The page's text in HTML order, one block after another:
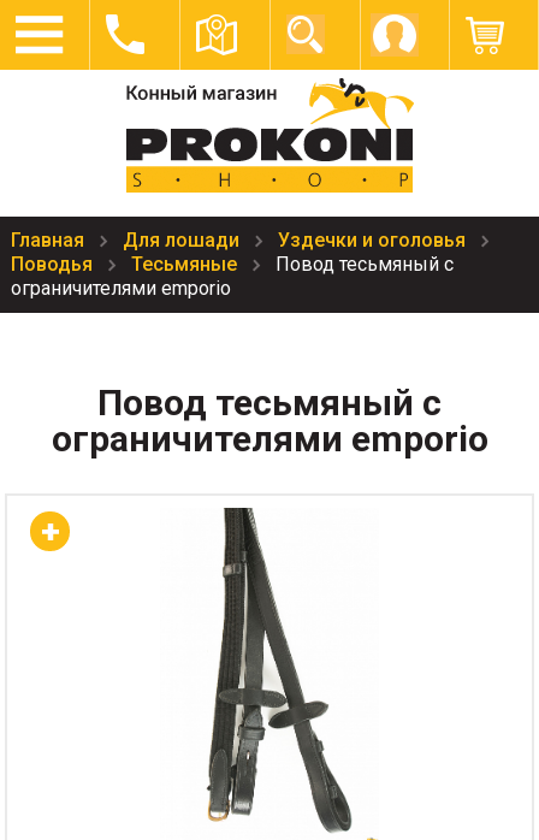
Главная Для лошади
Уздечки и оголовья
Поводья
Тесьмяные
Повод тесьмяный с
ограничителями emporio
Повод тесьмяный с
ограничителями emporio